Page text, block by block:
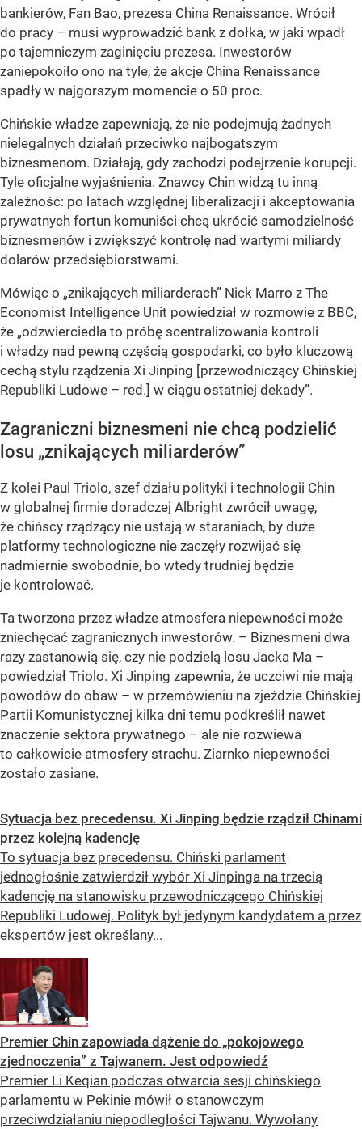
bankierów, Fan Bao, prezesa China Renaissance. Wrócił
do pracy – musi wyprowadzić bank z dołka, w jaki wpadł
po tajemniczym zaginięciu prezesa. Inwestorów
zaniepokoiło ono na tyle, że akcje China Renaissance
spadły w najgorszym momencie o 50 proc.
Chińskie władze zapewniają, że nie podejmują żadnych
nielegalnych działań przeciwko najbogatszym
biznesmenom. Działają, gdy zachodzi podejrzenie korupcji.
Tyle oficjalne wyjaśnienia. Znawcy Chin widzą tu inną
zależność: po latach względnej liberalizacji i akceptowania
prywatnych fortun komuniści chcą ukrócić samodzielność
biznesmenów i zwiększyć kontrolę nad wartymi miliardy
dolarów przedsiębiorstwami.
Mówiąc o „znikających miliarderach” Nick Marro z The
Economist Intelligence Unit powiedział w rozmowie z BBC,
że „odzwierciedla to próbę scentralizowania kontroli
i władzy nad pewną częścią gospodarki, co było kluczową
cechą stylu rządzenia Xi Jinping [przewodniczący Chińskiej
Republiki Ludowe – red.] w ciągu ostatniej dekady”.
Zagraniczni biznesmeni nie chcą podzielić
losu „znikających miliarderów”
Z kolei Paul Triolo, szef działu polityki i technologii Chin
w globalnej firmie doradczej Albright zwrócił uwagę,
że chińscy rządzący nie ustają w staraniach, by duże
platformy technologiczne nie zaczęły rozwijać się
nadmiernie swobodnie, bo wtedy trudniej będzie
je kontrolować.
Ta tworzona przez władze atmosfera niepewności może
zniechęcać zagranicznych inwestorów. – Biznesmeni dwa
razy zastanowią się, czy nie podzielą losu Jacka Ma –
powiedział Triolo. Xi Jinping zapewnia, że uczciwi nie mają
powodów do obaw – w przemówieniu na zjeździe Chińskiej
Partii Komunistycznej kilka dni temu podkreślił nawet
znaczenie sektora prywatnego – ale nie rozwiewa
to całkowicie atmosfery strachu. Ziarnko niepewności
zostało zasiane.
Sytuacja bez precedensu. Xi Jinping będzie rządził Chinami
przez kolejną kadencję
To sytuacja bez precedensu. Chiński parlament
jednogłośnie zatwierdził wybór Xi Jinpinga na trzecią
kadencję na stanowisku przewodniczącego Chińskiej
Republiki Ludowej. Polityk był jedynym kandydatem a przez
ekspertów jest określany...
Premier Chin zapowiada dążenie do „pokojowego
zjednoczenia” z Tajwanem. Jest odpowiedź
Premier Li Keqian podczas otwarcia sesji chińskiego
parlamentu w Pekinie mówił o stanowczym
przeciwdziałaniu niepodległości Tajwanu. Wywołany